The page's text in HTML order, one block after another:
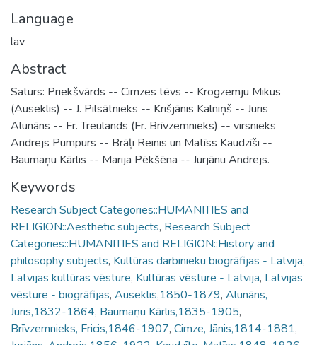
Language
lav
Abstract
Saturs: Priekšvārds -- Cimzes tēvs -- Krogzemju Mikus
(Auseklis) -- J. Pilsātnieks -- Krišjānis Kalniņš -- Juris
Alunāns -- Fr. Treulands (Fr. Brīvzemnieks) -- virsnieks
Andrejs Pumpurs -- Brāļi Reinis un Matīss Kaudzīši --
Baumaņu Kārlis -- Marija Pēkšēna -- Jurjānu Andrejs.
Keywords
Research Subject Categories::HUMANITIES and
RELIGION::Aesthetic subjects, Research Subject
Categories::HUMANITIES and RELIGION::History and
philosophy subjects, Kultūras darbinieku biogrāfijas - Latvija,
Latvijas kultūras vēsture, Kultūras vēsture - Latvija, Latvijas
vēsture - biogrāfijas, Auseklis,1850-1879, Alunāns,
Juris,1832-1864, Baumaņu Kārlis,1835-1905,
Brīvzemnieks, Fricis,1846-1907, Cimze, Jānis,1814-1881,